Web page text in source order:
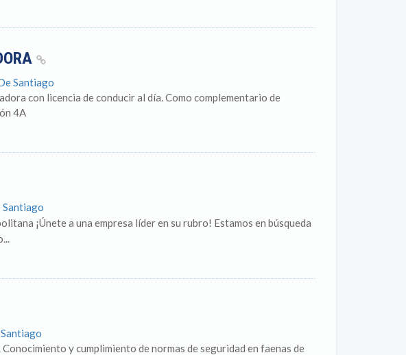
Santiago
con licencia de conducir al día. Como complementario de
4A
¡Únete a una empresa líder en su rubro! Estamos en búsqueda
y cumplimiento de normas de seguridad en faenas de